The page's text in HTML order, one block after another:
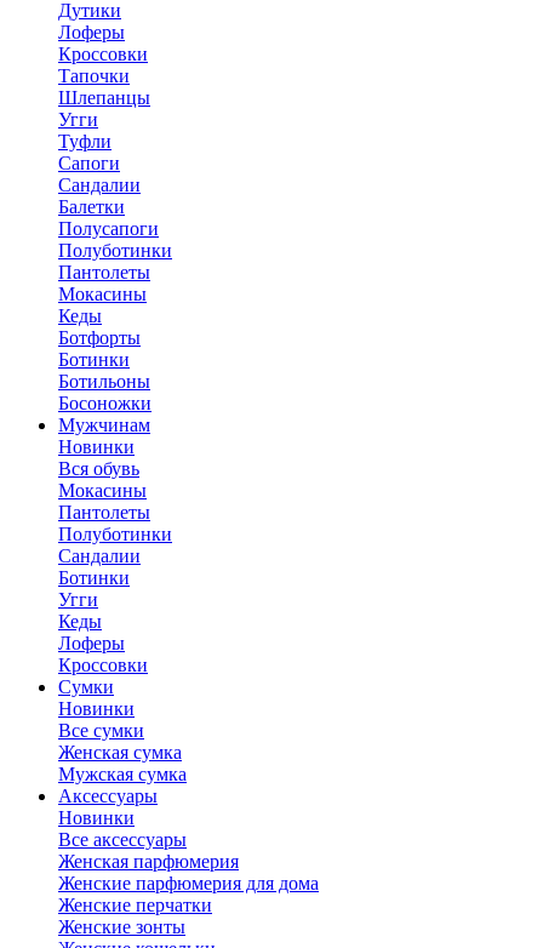
Дутики
Лоферы
Кроссовки
Тапочки
Шлепанцы
Угги
Туфли
Сапоги
Сандалии
Балетки
Полусапоги
Полуботинки
Пантолеты
Мокасины
Кеды
Ботфорты
Ботинки
Ботильоны
Босоножки
Мужчинам
Новинки
Вся обувь
Мокасины
Пантолеты
Полуботинки
Сандалии
Ботинки
Угги
Кеды
Лоферы
Кроссовки
Сумки
Новинки
Все сумки
Женская сумка
Мужская сумка
Аксессуары
Новинки
Все аксессуары
Женская парфюмерия
Женские парфюмерия для дома
Женские перчатки
Женские зонты